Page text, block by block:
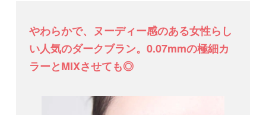
やわらかで、ヌーディー感のある女性らし
い人気のダークブラン。0.07mmの極細カ
ラーとMIXさせても◎